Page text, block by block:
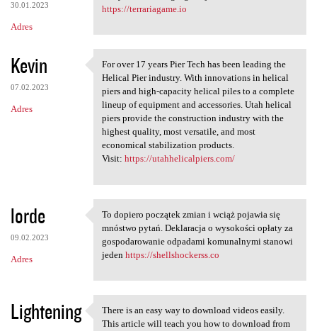
30.01.2023
Adres
https://terrariagame.io
Kevin
07.02.2023
Adres
For over 17 years Pier Tech
For over 17 years Pier Tech has been leading the
Helical Pier industry. With innovations in helical
piers and high-capacity helical piles to a complete
lineup of equipment and accessories. Utah helical
piers provide the construction industry with the
highest quality, most versatile, and most
economical stabilization products.
Visit: https://utahhelicalpiers.com/
lorde
09.02.2023
Adres
To dopiero początek zmian i
To dopiero początek zmian i wciąż pojawia się
mnóstwo pytań. Deklaracja o wysokości opłaty za
gospodarowanie odpadami komunalnymi stanowi
jeden https://shellshockerss.co
Lightening
There is an easy way to
There is an easy way to download videos easily.
This article will teach you how to download from